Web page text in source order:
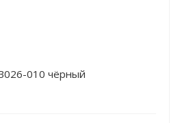
010 чёрный